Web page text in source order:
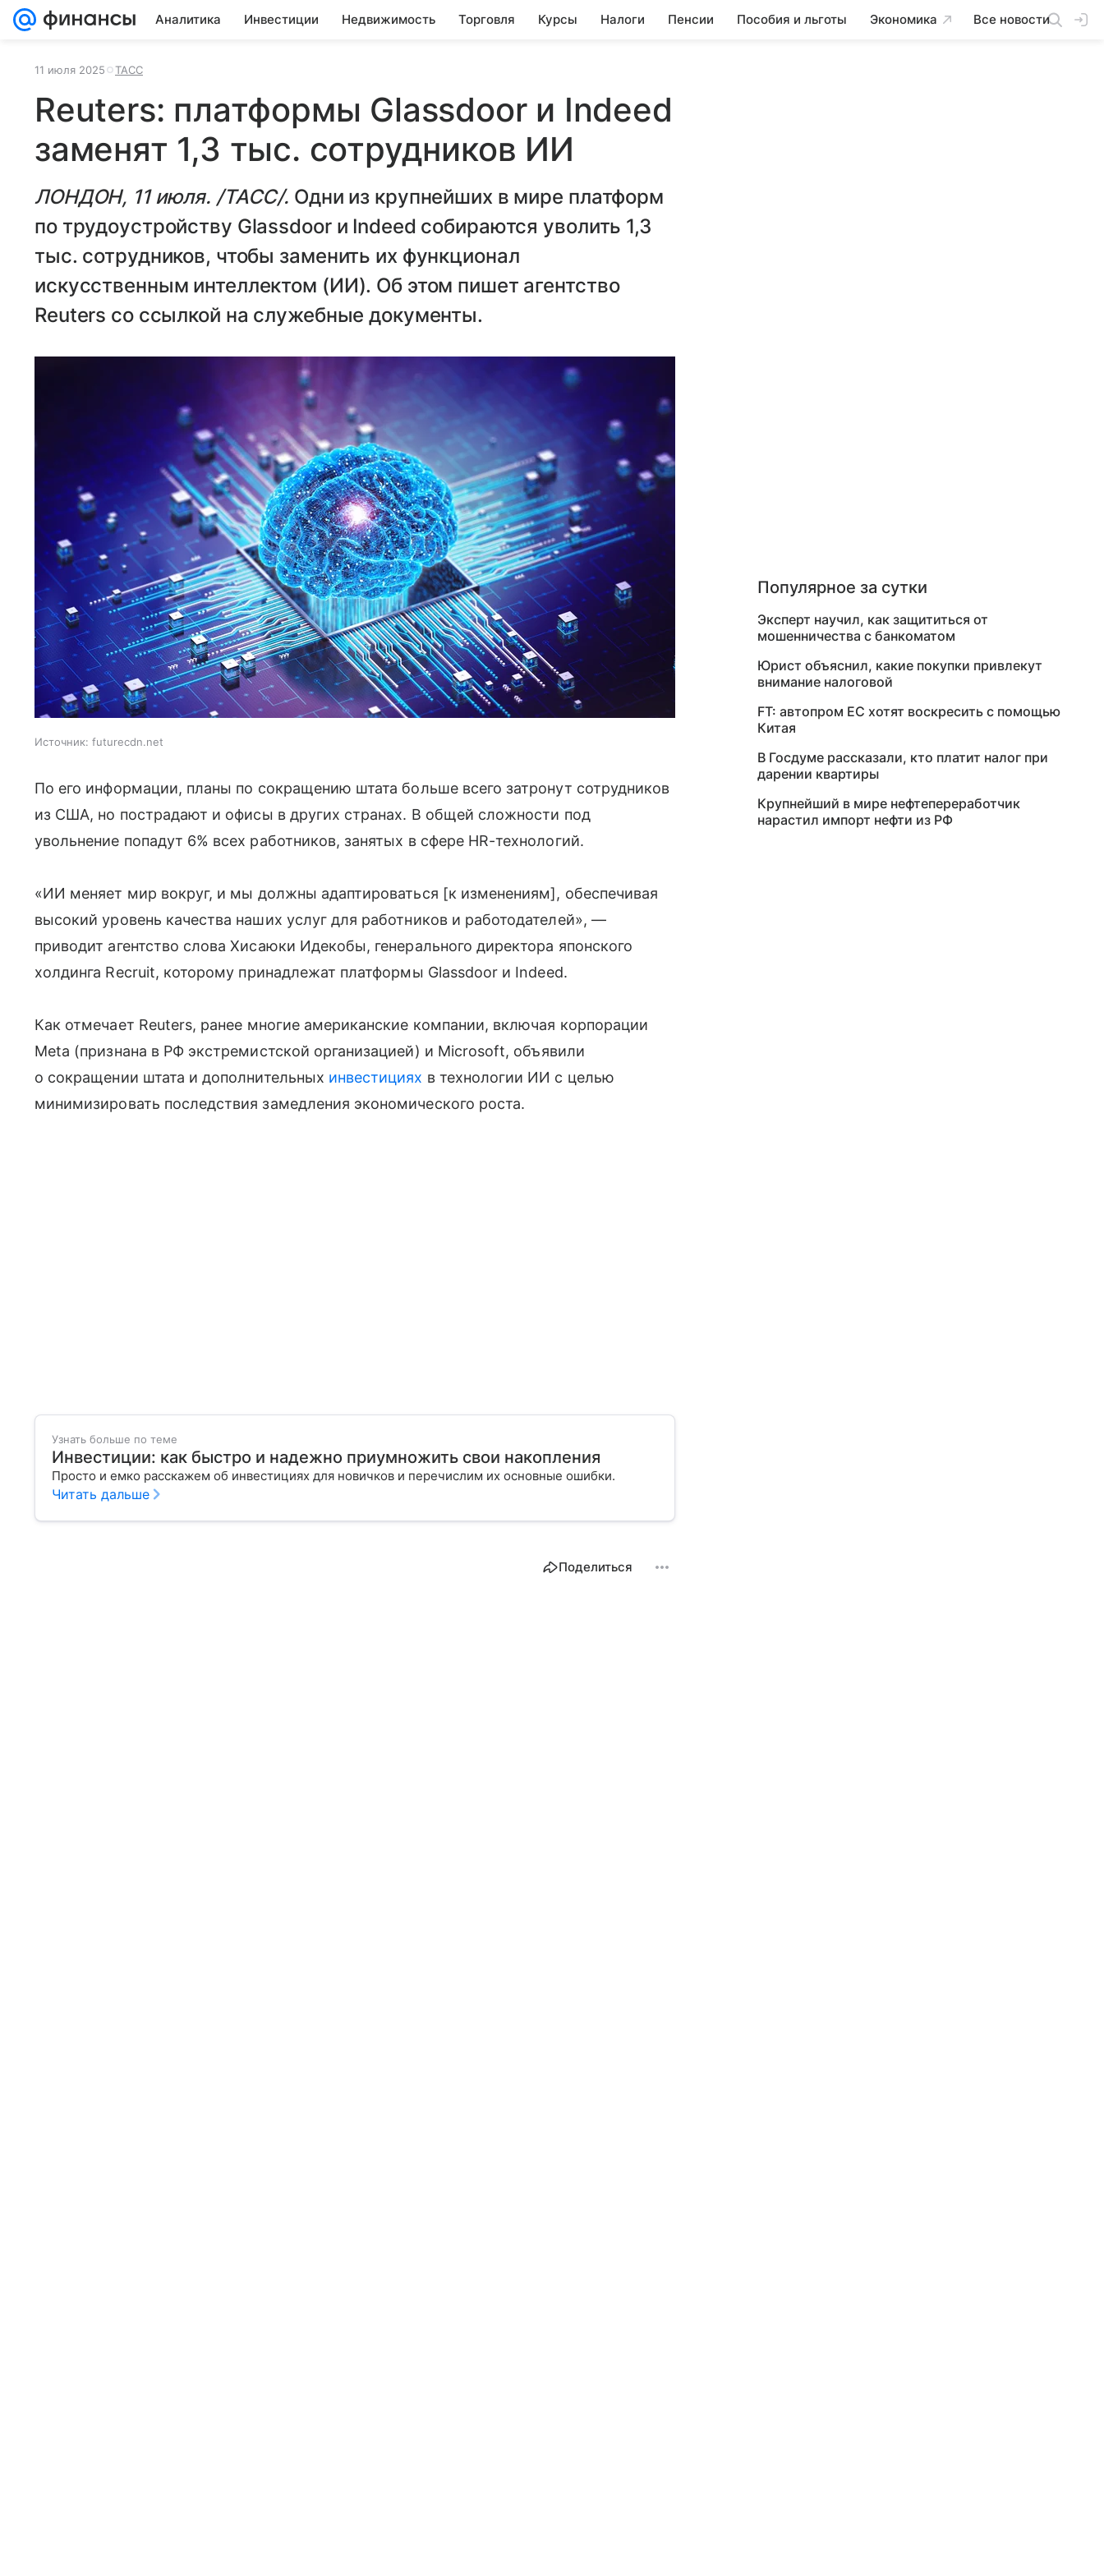
Аналитика Инвестиции Недвижимость Торговля Курсы Налоги Пенсии Пособия и льготы Экономика Все новости
11 июля 2025 ТАСС
Reuters: платформы Glassdoor и Indeed
заменят 1,3 тыс. сотрудников ИИ
ЛОНДОН, 11 июля. /ТАСС/. Одни из крупнейших в мире платформ
по трудоустройству Glassdoor и Indeed собираются уволить 1,3
тыс. сотрудников, чтобы заменить их функционал
искусственным интеллектом (ИИ). Об этом пишет агентство
Reuters со ссылкой на служебные документы.
Источник: futurecdn.net
По его информации, планы по сокращению штата больше всего затронут сотрудников
из США, но пострадают и офисы в других странах. В общей сложности под
увольнение попадут 6% всех работников, занятых в сфере HR-технологий.
«ИИ меняет мир вокруг, и мы должны адаптироваться [к изменениям], обеспечивая
высокий уровень качества наших услуг для работников и работодателей», —
приводит агентство слова Хисаюки Идекобы, генерального директора японского
холдинга Recruit, которому принадлежат платформы Glassdoor и Indeed.
Как отмечает Reuters, ранее многие американские компании, включая корпорации
Meta (признана в РФ экстремистской организацией) и Microsoft, объявили
о сокращении штата и дополнительных инвестициях в технологии ИИ с целью
минимизировать последствия замедления экономического роста.
Узнать больше по теме
Инвестиции: как быстро и надежно приумножить свои накопления
Просто и емко расскажем об инвестициях для новичков и перечислим их основные ошибки.
Читать дальше
Поделиться
Популярное за сутки
Эксперт научил, как защититься от
мошенничества с банкоматом
Юрист объяснил, какие покупки привлекут
внимание налоговой
FT: автопром ЕС хотят воскресить с помощью
Китая
В Госдуме рассказали, кто платит налог при
дарении квартиры
Крупнейший в мире нефтепереработчик
нарастил импорт нефти из РФ